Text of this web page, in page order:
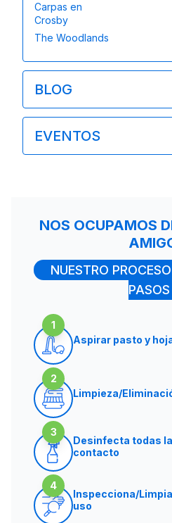
Carpas en
Crosby
The Woodlands
BLOG
EVENTOS
NOS OCUPAMOS
NUESTRO
PASOS
1
Aspirar pasto y
2
Limpieza/
3
Desinfecta todas
contacto
4
Inspecciona/
uso